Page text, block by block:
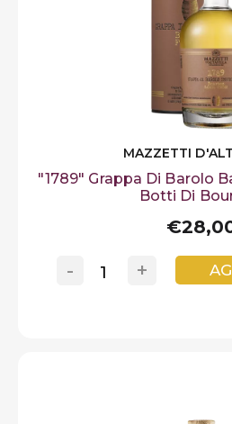
MAZZETTI
"1789" Grappa Di Barolo
Botti Di
+
-